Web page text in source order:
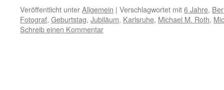
Veröffentlicht unterAllgemein | Verschlagwortet mit6 Jahre,
Fotograf, Geburtstag, Jubiläum, Karlsruhe, Michael M. Roth,
Schreib einen Kommentar